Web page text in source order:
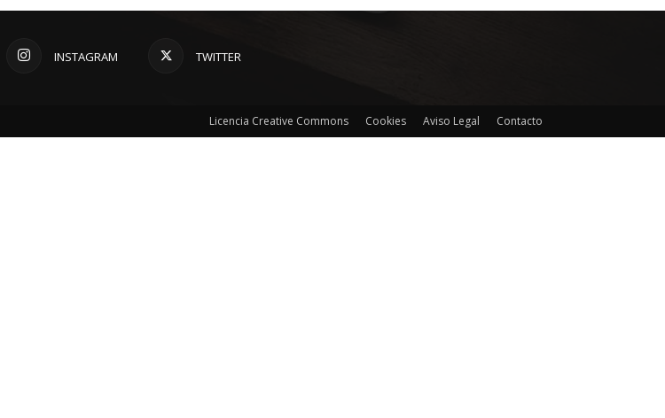
INSTAGRAM TWITTER
Licencia Creative Commons Cookies Aviso Legal Contacto